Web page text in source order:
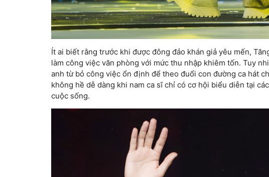
Ít ai biết rằng trước khi được đông đảo khán giả yêu mến,
làm công việc văn phòng với mức thu nhập khiêm tốn. Tuy
anh từ bỏ công việc ổn định để theo đuổi con đường ca hát
không hề dễ dàng khi nam ca sĩ chỉ có cơ hội biểu diễn tại
cuộc sống.